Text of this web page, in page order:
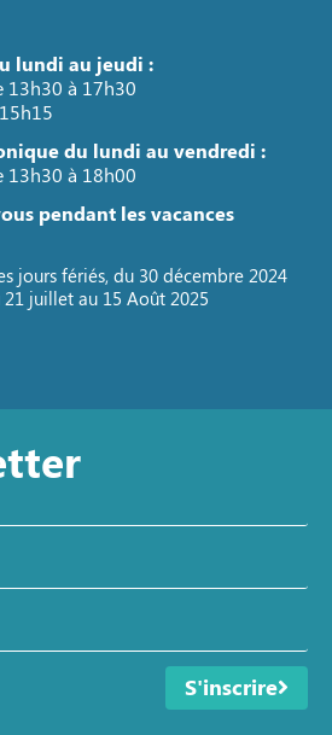
lundi au jeudi :
13h30 à 17h30
du lundi au vendredi :
13h30 à 18h00
pendant les vacances
jours fériés, du 30 décembre 2024
juillet au 15 Août 2025
S'inscrire